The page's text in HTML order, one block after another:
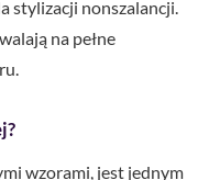
stylizacji nonszalancji.
na pełne
wzorami, jest jednym